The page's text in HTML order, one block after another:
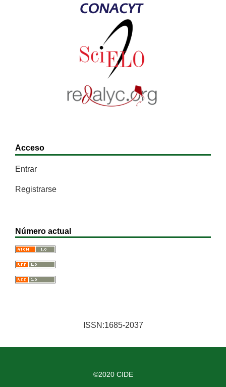
Acceso
Entrar
Registrarse
Número actual
ISSN:1685-2037
©2020 CIDE